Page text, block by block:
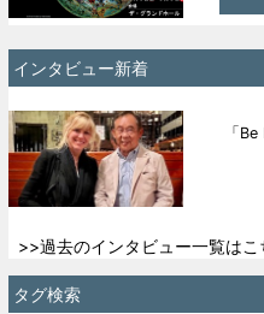
インタビュー新着
「
>>過去のインタビュー一覧はこ
タグ検索